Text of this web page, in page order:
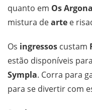
quanto em Os
mistura dearte e
Os ingressos custam
estão disponíveis
Sympla. Corra para
para se divertir com